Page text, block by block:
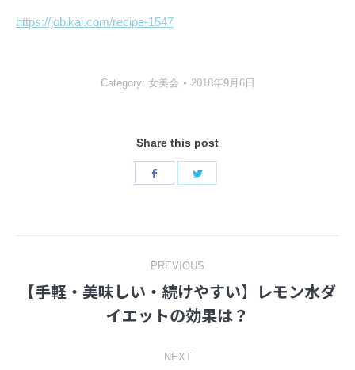
https://jobikai.com/recipe-1547
Category: 女美会 2018年9月6日
Share this post
Share
navigation
PREVIOUS
Previous
post:
【手軽・美味しい・続けやすい】レモン水ダ
イエットの効果は？
NEXT